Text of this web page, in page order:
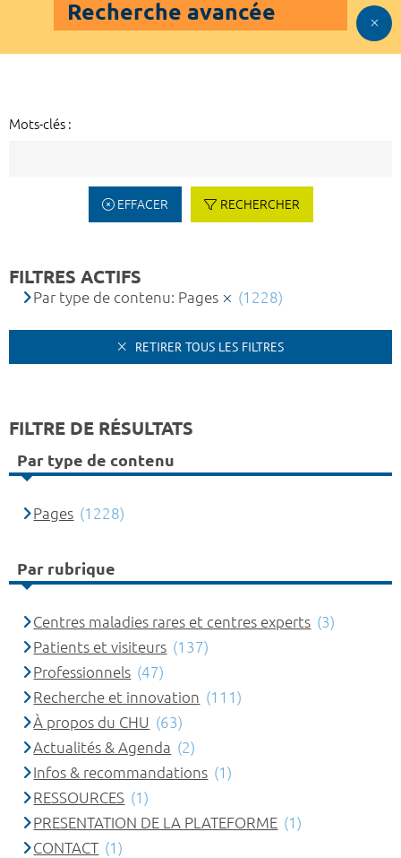
Recherche avancée
Mots-clés :
EFFACER RECHERCHER
FILTRES ACTIFS
Par type de contenu: Pages (1228)
RETIRER TOUS LES FILTRES
FILTRE DE RÉSULTATS
Par type de contenu
Pages (1228)
Par rubrique
Centres maladies rares et centres experts (3)
Patients et visiteurs (137)
Professionnels (47)
Recherche et innovation (111)
À propos du CHU (63)
Actualités & Agenda (2)
Infos & recommandations (1)
RESSOURCES (1)
PRESENTATION DE LA PLATEFORME (1)
CONTACT (1)